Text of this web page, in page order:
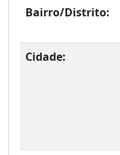
Bairro/Distrito:
Cidade: